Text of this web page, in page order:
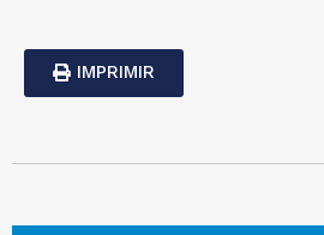
IMPRIMIR